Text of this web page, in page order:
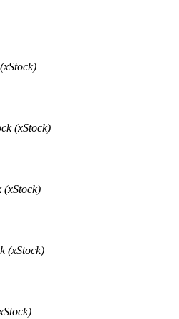
titulares de BTR
(xStock)
(xStock)
(xStock)